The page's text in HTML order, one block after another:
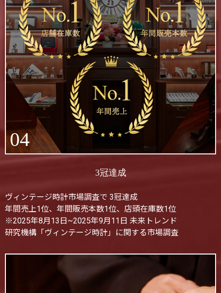
04
3冠達成
ヴィンテージ時計市場調査で 3冠達成
年間売上1位、年間販売本数1位、店頭在庫数1位
※2025年8月13日~2025年9月11日 未来トレンド
研究機構「ヴィンテージ時計」に関する市場調査